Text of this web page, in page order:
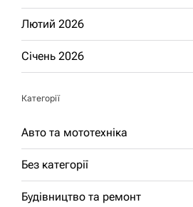
Лютий 2026
Січень 2026
Категорії
Авто та мототехніка
Без категорії
Будівництво та ремонт